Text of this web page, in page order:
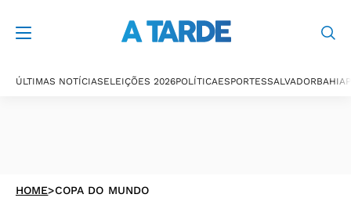
ÚLTIMAS NOTÍCIASELEIÇÕES 2026POLÍTICAESPORTESSALVADORBAHIA
HOME>COPA DO MUNDO